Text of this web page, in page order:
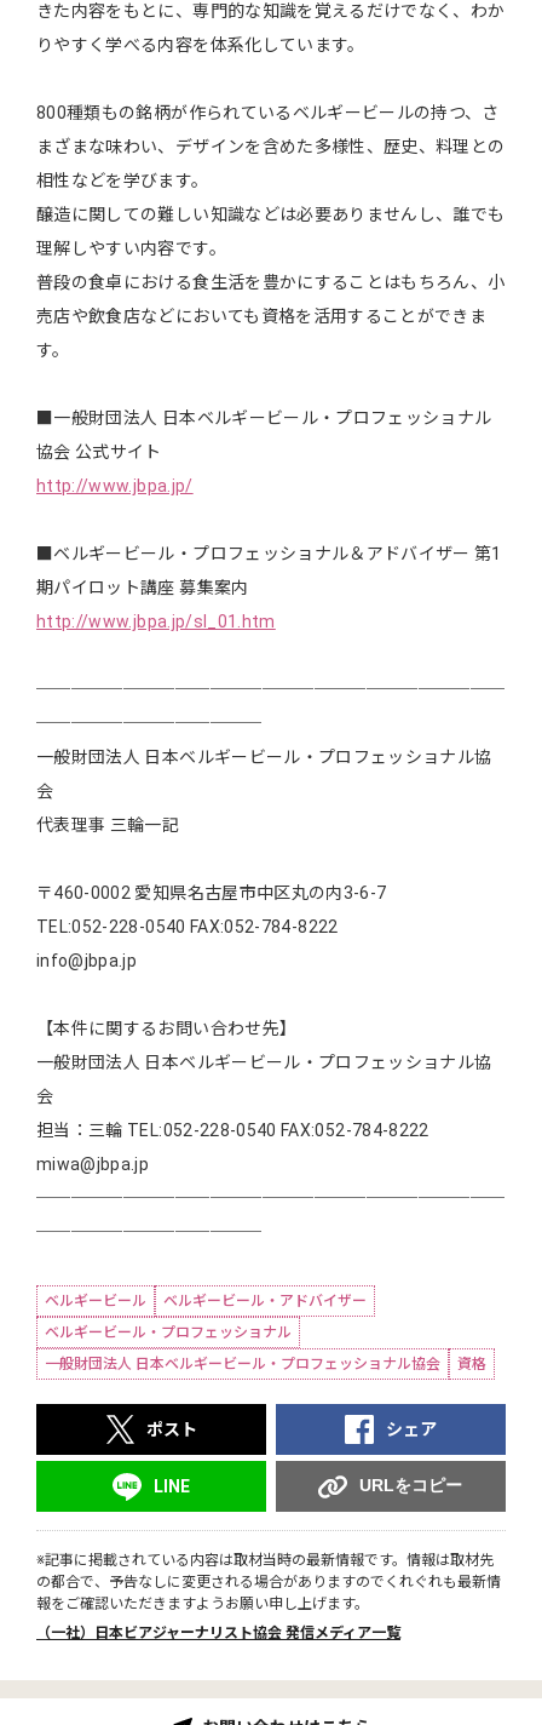
きた内容をもとに、専門的な知識を覚えるだけでなく、わか
りやすく学べる内容を体系化しています。
800種類もの銘柄が作られているベルギービールの持つ、さ
まざまな味わい、デザインを含めた多様性、歴史、料理との
相性などを学びます。
醸造に関しての難しい知識などは必要ありませんし、誰でも
理解しやすい内容です。
普段の食卓における食生活を豊かにすることはもちろん、小
売店や飲食店などにおいても資格を活用することができま
す。
■一般財団法人 日本ベルギービール・プロフェッショナル
協会 公式サイト
http://www.jbpa.jp/
■ベルギービール・プロフェッショナル＆アドバイザー 第1
期パイロット講座 募集案内
http://www.jbpa.jp/sl_01.htm
───────────────────────────
─────────────
一般財団法人 日本ベルギービール・プロフェッショナル協
会
代表理事 三輪一記
〒460-0002 愛知県名古屋市中区丸の内3-6-7
TEL:052-228-0540 FAX:052-784-8222
info@jbpa.jp
【本件に関するお問い合わせ先】
一般財団法人 日本ベルギービール・プロフェッショナル協
会
担当：三輪 TEL:052-228-0540 FAX:052-784-8222
miwa@jbpa.jp
───────────────────────────
─────────────
ベルギービール
ベルギービール・アドバイザー
ベルギービール・プロフェッショナル
一般財団法人 日本ベルギービール・プロフェッショナル協会
資格
ポスト シェア
LINE URLをコピー
※記事に掲載されている内容は取材当時の最新情報です。情報は取材先
の都合で、予告なしに変更される場合がありますのでくれぐれも最新情
報をご確認いただきますようお願い申し上げます。
（一社）日本ビアジャーナリスト協会 発信メディア一覧